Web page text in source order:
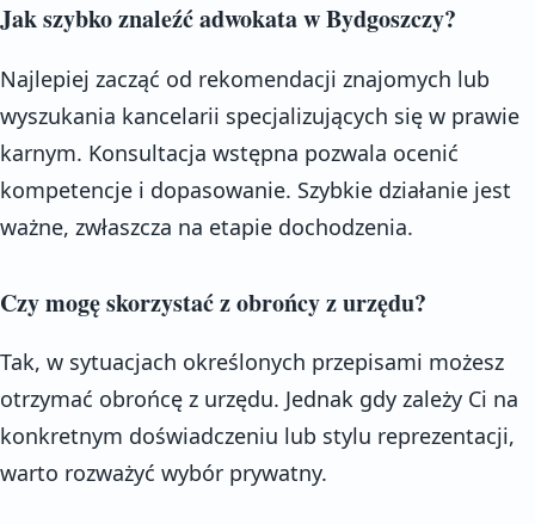
Jak szybko znaleźć adwokata w Bydgoszczy?
Najlepiej zacząć od rekomendacji znajomych lub
wyszukania kancelarii specjalizujących się w prawie
karnym. Konsultacja wstępna pozwala ocenić
kompetencje i dopasowanie. Szybkie działanie jest
ważne, zwłaszcza na etapie dochodzenia.
Czy mogę skorzystać z obrońcy z urzędu?
Tak, w sytuacjach określonych przepisami możesz
otrzymać obrońcę z urzędu. Jednak gdy zależy Ci na
konkretnym doświadczeniu lub stylu reprezentacji,
warto rozważyć wybór prywatny.